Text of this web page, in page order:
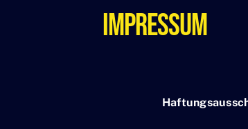
Impressum